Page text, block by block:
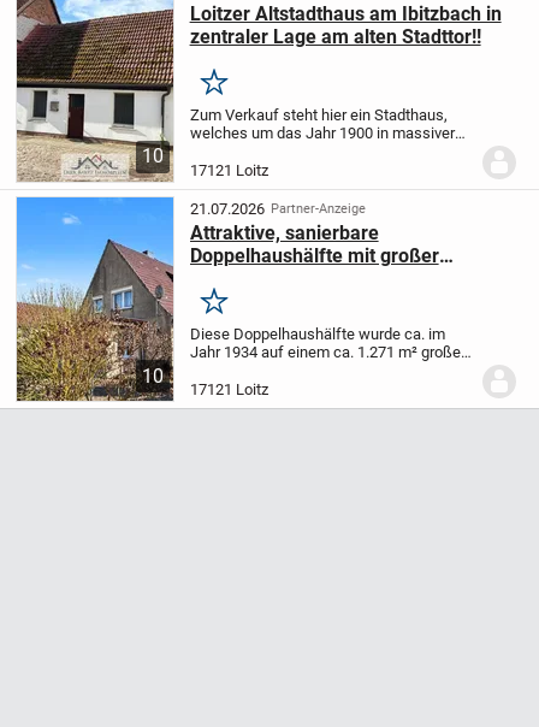
10
Loitzer Altstadthaus am Ibitzbach in
zentraler Lage am alten Stadttor!!
Merken
Zum Verkauf steht hier ein Stadthaus,
welches um das Jahr 1900 in massiver
Objekt bietet ausreichend Wohnraum und
eignet sich für ein kleines
Einfamilienhaus. Die...
17121 Loitz
10
21.07.2026 Partner-Anzeige
Attraktive, sanierbare
Doppelhaushälfte mit großer
Merken
Diese Doppelhaushälfte wurde ca. im
Jahr 1934 auf einem ca. 1.271 m² großen
Immobilie befand sich bis zum heutigen
Zeitpunkt im Familienbesitz.Die
17121 Loitz